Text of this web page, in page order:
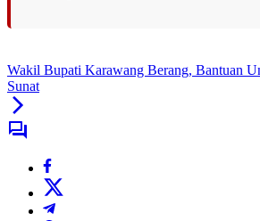
Wakil Bupati Karawang Berang, Bantuan
Sunat